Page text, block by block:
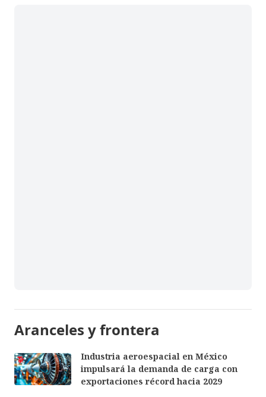
Aranceles y frontera
Industria aeroespacial en México
impulsará la demanda de carga con
exportaciones récord hacia 2029